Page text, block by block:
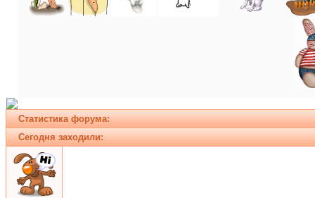
Статистика форума:
Сегодня заходили: